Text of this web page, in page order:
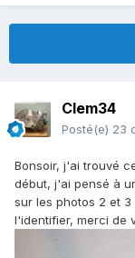
Clem34
Posté(e) 23
Bonsoir, j'ai trouvé
début, j'ai pensé à
sur les photos 2 et
l'identifier, merci de